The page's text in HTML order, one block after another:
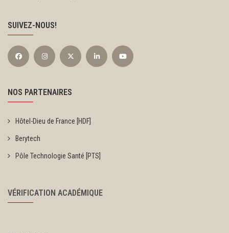
SUIVEZ-NOUS!
NOS PARTENAIRES
Hôtel-Dieu de France [HDF]
Berytech
Pôle Technologie Santé [PTS]
VÉRIFICATION ACADÉMIQUE